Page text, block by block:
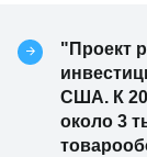
"Проект
США. К
около 3